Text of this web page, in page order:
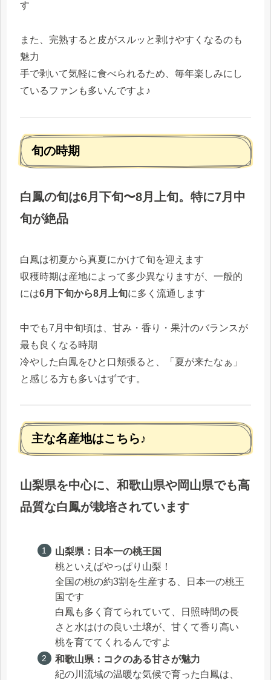
す
また、完熟すると皮がスルッと剥けやすくなるのも
魅力
手で剥いて気軽に食べられるため、毎年楽しみにし
ているファンも多いんですよ♪
旬の時期
白鳳の旬は6月下旬〜8月上旬。特に7月中
旬が絶品
白鳳は初夏から真夏にかけて旬を迎えます
収穫時期は産地によって多少異なりますが、一般的
には6月下旬から8月上旬に多く流通します
中でも7月中旬頃は、甘み・香り・果汁のバランスが
最も良くなる時期
冷やした白鳳をひと口頬張ると、「夏が来たなぁ」
と感じる方も多いはずです。
主な名産地はこちら♪
山梨県を中心に、和歌山県や岡山県でも高
品質な白鳳が栽培されています
山梨県：日本一の桃王国
桃といえばやっぱり山梨！
全国の桃の約3割を生産する、日本一の桃王
国です
白鳳も多く育てられていて、日照時間の長
さと水はけの良い土壌が、甘くて香り高い
桃を育ててくれるんですよ
和歌山県：コクのある甘さが魅力
紀の川流域の温暖な気候で育った白鳳は、